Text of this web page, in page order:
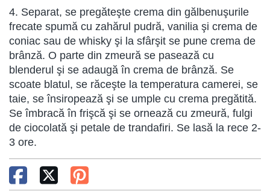
4. Separat, se pregăteşte crema din gălbenuşurile
frecate spumă cu zahărul pudră, vanilia şi crema de
coniac sau de whisky şi la sfârşit se pune crema de
brânză. O parte din zmeură se pasează cu
blenderul şi se adaugă în crema de brânză. Se
scoate blatul, se răceşte la temperatura camerei, se
taie, se însiropează şi se umple cu crema pregătită.
Se îmbracă în frişcă şi se ornează cu zmeură, fulgi
de ciocolată şi petale de trandafiri. Se lasă la rece 2-
3 ore.